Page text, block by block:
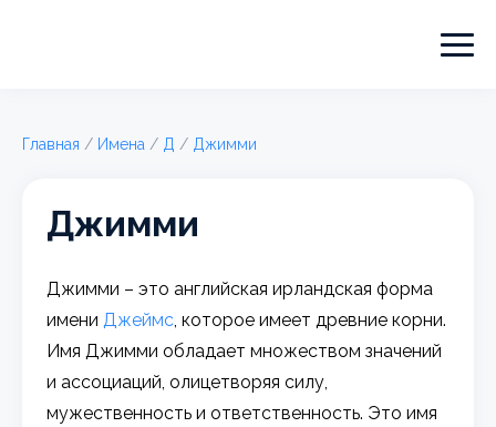
Главная / Имена / Д / Джимми
Джимми
Джимми – это английская ирландская форма
имениДжеймс, которое имеет древние корни.
Имя Джимми обладает множеством значений
и ассоциаций, олицетворяя силу,
мужественность и ответственность. Это имя